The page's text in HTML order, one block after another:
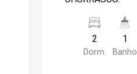
2
Dorm.
1
Banho